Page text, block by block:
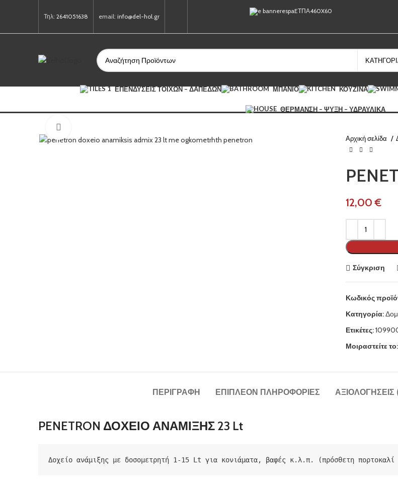
Τηλ: 2641051638 email: info@del-hol.gr
ΕΠΕΝΔΎΣΕΙΣ ΤΟΊΧΩΝ – ΔΑΠΈΔΩΝ ΜΠΆΝΙΟ ΚΟΥΖΊΝΑ
ΘΈΡΜΑΝΣΗ – ΨΎΞΗ – ΥΔΡΑΥΛΙΚΆ
Αρχική σελίδα
€
Σύγκριση
Κωδικός
Κατηγορία:
Ετικέτες:
Μοιραστείτε το:
ΠΕΡΙΓΡΑΦΉ ΕΠΙΠΛΈΟΝ ΠΛΗΡΟΦΟΡΊΕΣ ΑΞΙΟΛΟΓΉΣΕΙΣ
PENETRON ΔΟΧΕΙΟ ΑΝΑΜΙΞΗΣ 23 Lt
Δοχείο ανάμιξης με δοσομετρητή 1-15 Lt για κονιάματα, βαφές κ.λ.π. (πρόσθετη πορτοκαλί